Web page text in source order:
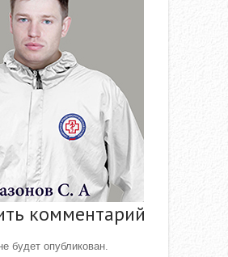
комментарий
будет опубликован.